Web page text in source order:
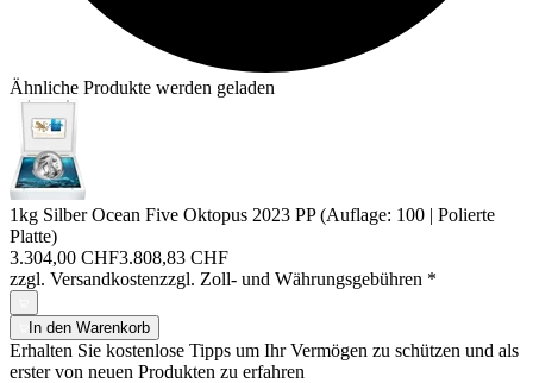
Ähnliche Produkte werden geladen
1kg Silber Ocean Five Oktopus 2023 PP (Auflage: 100 | Polierte
Platte)
3.304,00 CHF3.808,83 CHF
zzgl. Versandkostenzzgl. Zoll- und Währungsgebühren *
In den Warenkorb
Erhalten Sie kostenlose Tipps um Ihr Vermögen zu schützen und als
erster von neuen Produkten zu erfahren